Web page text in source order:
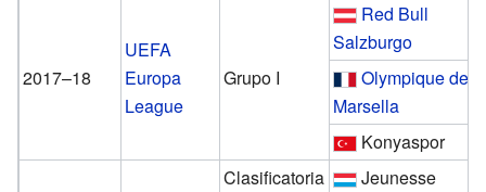
2017–18
UEFA
Europa
League
Grupo I
Red Bull
Salzburgo
Olympique de
Marsella
Konyaspor
Clasificatoria
Jeunesse